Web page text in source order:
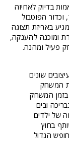
בדיוק לאחיזה
בקוטר של 12 סנטימטר, וכדור הפוטבול
המארז מגיע באריזת תצוגה
ומוכנה להענקה,
פעיל ומהנה.
המשחק
בזמן המשחק
ובים
של ילדים
בחוץ
הגדול